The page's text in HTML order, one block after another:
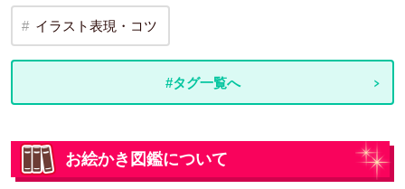
イラスト表現・コツ
#タグ一覧へ
お絵かき図鑑について